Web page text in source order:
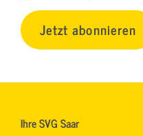
Jetzt abonnieren
Ihre SVG Saar